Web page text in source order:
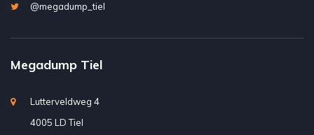
@megadump_tiel
Megadump Tiel
Lutterveldweg 4
4005 LD Tiel